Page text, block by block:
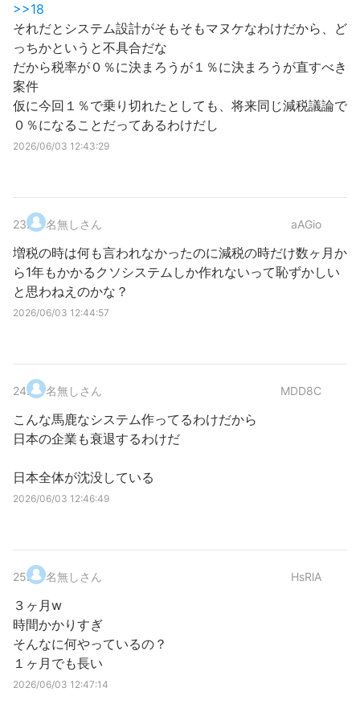
>>18
それだとシステム設計がそもそもマヌケなわけだから、ど
っちかというと不具合だな
だから税率が０％に決まろうが１％に決まろうが直すべき
案件
仮に今回１％で乗り切れたとしても、将来同じ減税議論で
０％になることだってあるわけだし
2026/06/03 12:43:29
23. 名無しさん aAGio
増税の時は何も言われなかったのに減税の時だけ数ヶ月か
ら1年もかかるクソシステムしか作れないって恥ずかしい
と思わねえのかな？
2026/06/03 12:44:57
24. 名無しさん MDD8C
こんな馬鹿なシステム作ってるわけだから
日本の企業も衰退するわけだ
日本全体が沈没している
2026/06/03 12:46:49
25. 名無しさん HsRlA
３ヶ月w
時間かかりすぎ
そんなに何やっているの？
１ヶ月でも長い
2026/06/03 12:47:14